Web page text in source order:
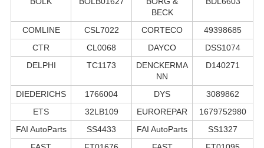
BECK
COMLINE CSL7022 CORTECO
49398685
CTR
CL0068 DAYCO
DSS1074
DELPHI
TC1173
DENCKERMA
NN
D140271
DIEDERICHS 1766004 DYS
3089862
ETS
32LB109 EUROREPAR
1679752980
FAI AutoParts
SS4433 FAI AutoParts
SS1327